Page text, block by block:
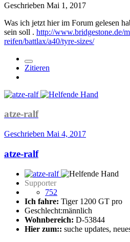
Geschrieben Mai 1, 2017
Was ich jetzt hier im Forum gelesen
sein soll . http://www.bridgestone.de/
reifen/battlax/a40/tyre-sizes/
Zitieren
atze-ralf
Geschrieben Mai 4, 2017
atze-ralf
Supporter
752
Ich fahre: Tiger 1200 GT pro
Geschlecht:männlich
Wohnbereich: D-53844
Hier zum:: suche updates,